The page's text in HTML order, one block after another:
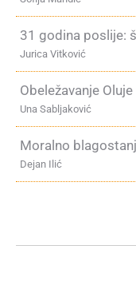
31 godina poslije:
Jurica Vitković
Obeležavanje
Una Sabljaković
Moralno
Dejan Ilić